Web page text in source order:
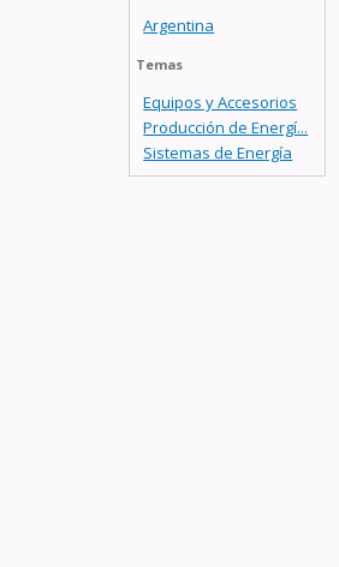
Argentina
Temas
Equipos y Accesorios
Producción de Energí...
Sistemas de Energía